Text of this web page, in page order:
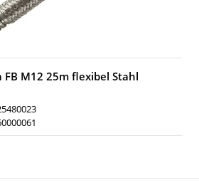
FB M12 25m flexibel Stahl